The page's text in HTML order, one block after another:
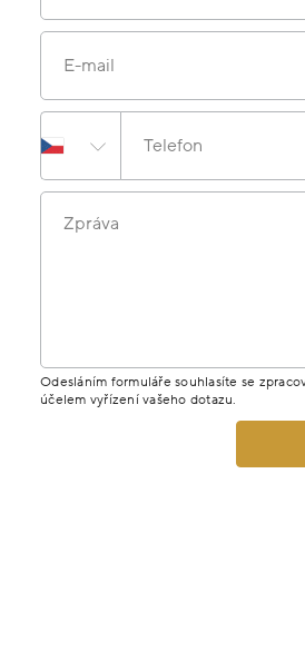
E-mail
Telefon
Zpráva
Odesláním formuláře souhlasíte se
účelem vyřízení vašeho dotazu.